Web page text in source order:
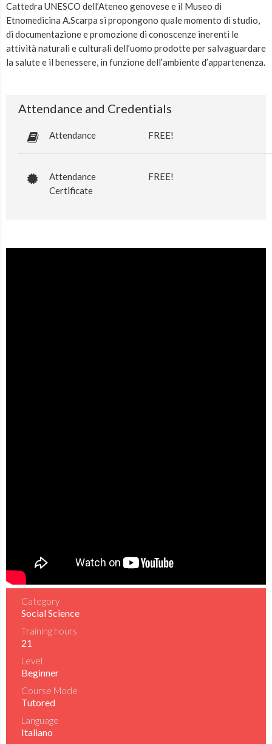
Cattedra UNESCO dell’Ateneo genovese e il Museo di
Etnomedicina A.Scarpa si propongono quale momento di studio,
di documentazione e promozione di conoscenze inerenti le
attività naturali e culturali dell’uomo prodotte per salvaguardare
la salute e il benessere, in funzione dell’ambiente d’appartenenza.
Attendance and Credentials
Attendance FREE!
Attendance
Certificate
FREE!
Category
Social Science
Training hours
21
Level
Beginner
Course Mode
Tutored
Language
Italiano